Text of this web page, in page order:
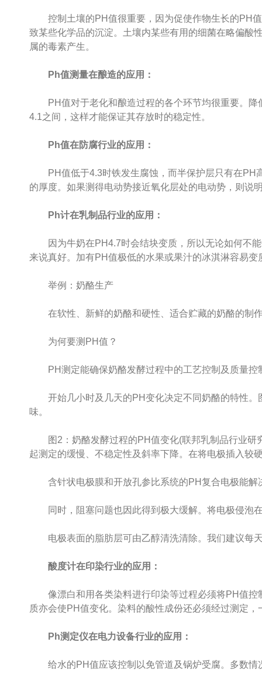
控制土壤的PH值很重要，因为促使作物生长的PH值
致某些化学品的沉淀。土壤内某些有用的细菌在略偏酸
属的毒素产生。
Ph值测量在酿造的应用：
PH值对于老化和酿造过程的各个环节均很重要。降
4.1之间，这样才能保证其存放时的稳定性。
Ph值在防腐行业的应用：
PH值低于4.3时铁发生腐蚀，而半保护层只有在PH
的厚度。如果测得电动势接近氧化层处的电动势，则说
Ph计在乳制品行业的应用：
因为牛奶在PH4.7时会结块变质，所以无论如何不能
来说真好。加有PH值极低的水果或果汁的冰淇淋容易
举例：奶酪生产
在软性、新鲜的奶酪和硬性、适合贮藏的奶酪的制作
为何要测PH值？
PH测定能确保奶酪发酵过程中的工艺控制及质量控
开始几小时及几天的PH变化决定不同奶酪的特性。
味。
图2：奶酪发酵过程的PH值变化(联邦乳制品行业研
起测定的缓慢、不稳定性及斜率下降。在将电极插入较
含针状电极膜和开放孔参比系统的PH复合电极能解
同时，阻塞问题也因此得到极大缓解。将电极侵泡
电极表面的脂肪层可由乙醇清洗清除。我们建议每
酸度计在印染行业的应用：
像漂白和用各类染料进行印染等过程必须将PH值控
质亦会使PH值变化。染料的酸性成份还必须经过测定
Ph测定仪在电力设备行业的应用：
给水的PH值应该控制以免管道及锅炉受腐。多数情